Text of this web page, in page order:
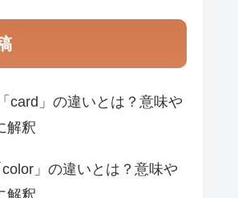
card」の違いとは？意味や
解釈
color」の違いとは？意味や